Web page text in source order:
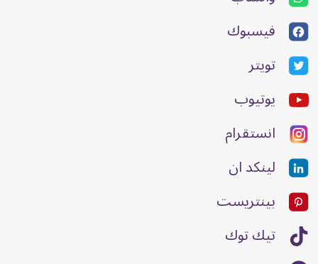
فيسبوك
تويتر
يوتيوب
انستقرام
لينكد ان
بينتريست
تيك توك